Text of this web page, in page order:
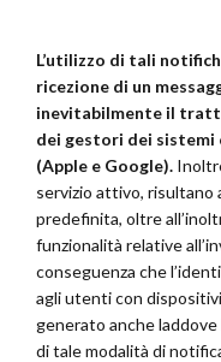
L’utilizzo di tali
ricezione di un
inevitabilmente il
dei gestori dei
(Apple e Google).
servizio attivo, risultano
predefinita, oltre
funzionalità relative
conseguenza che
agli utenti con
generato anche
di tale modalità di